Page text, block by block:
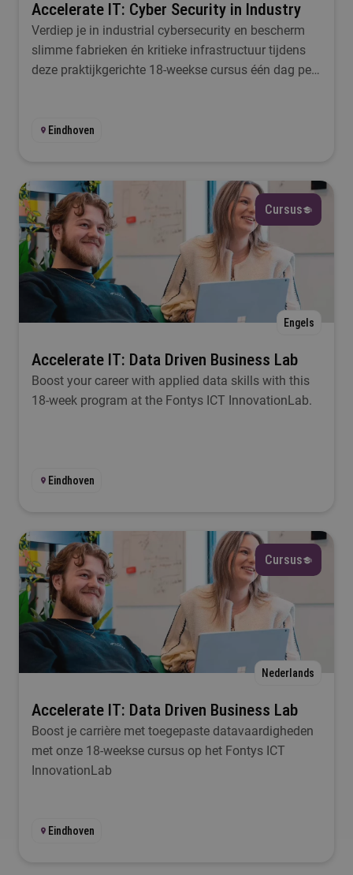
Accelerate IT: Cyber Security in Industry
Verdiep je in industrial cybersecurity en bescherm
slimme fabrieken én kritieke infrastructuur tijdens
deze praktijkgerichte 18-weekse cursus één dag per
Eindhoven
Cursus
Engels
Accelerate IT: Data Driven Business Lab
Boost your career with applied data skills with this
18-week program at the Fontys ICT InnovationLab.
Eindhoven
Cursus
Nederlands
Accelerate IT: Data Driven Business Lab
Boost je carrière met toegepaste datavaardigheden
met onze 18-weekse cursus op het Fontys ICT
InnovationLab
Eindhoven